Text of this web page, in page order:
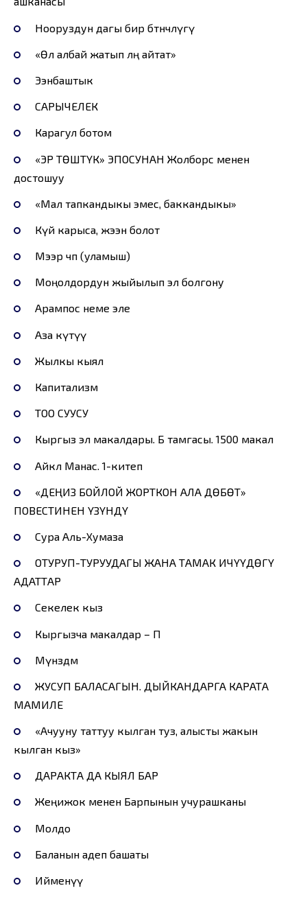
Нооруздун дагы бир бөтөнчөлүгү
«Өлө албай жатып өлөң айтат»
Ээнбаштык
САРЫЧЕЛЕК
Карагул ботом
«ЭР ТӨШТҮК» ЭПОСУНАН Жолборс менен
достошуу
«Мал тапкандыкы эмес, баккандыкы»
Күйөө карыса, жээн болот
Мээр чөп (уламыш)
Моңолдордун жыйылып эл болгону
Арампос неме эле
Аза күтүү
Жылкы кыял
Капитализм
ТОО СУУСУ
Кыргыз эл макалдары. Б тамгасы. 1500 макал
Айкөл Манас. 1-китеп
«ДЕҢИЗ БОЙЛОЙ ЖОРТКОН АЛА ДӨБӨТ»
ПОВЕСТИНЕН ҮЗҮНДҮ
Сура Аль-Хумаза
ОТУРУП-ТУРУУДАГЫ ЖАНА ТАМАК ИЧҮҮДӨГҮ
АДАТТАР
Секелек кыз
Кыргызча макалдар – П
Мүнөздөмө
ЖУСУП БАЛАСАГЫН. ДЫЙКАНДАРГА КАРАТА
МАМИЛЕ
«Ачууну таттуу кылган туз, алысты жакын
кылган кыз»
ДАРАКТА ДА КЫЯЛ БАР
Жеңижок менен Барпынын учурашканы
Молдо
Баланын адеп башаты
Ийменүү